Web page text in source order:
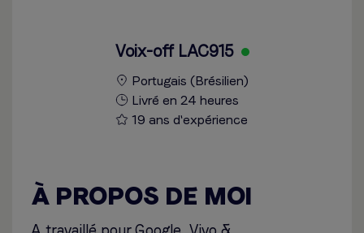
Voix-off LAC915
Portugais (Brésilien)
Livré en 24 heures
19 ans d'expérience
À PROPOS DE MOI